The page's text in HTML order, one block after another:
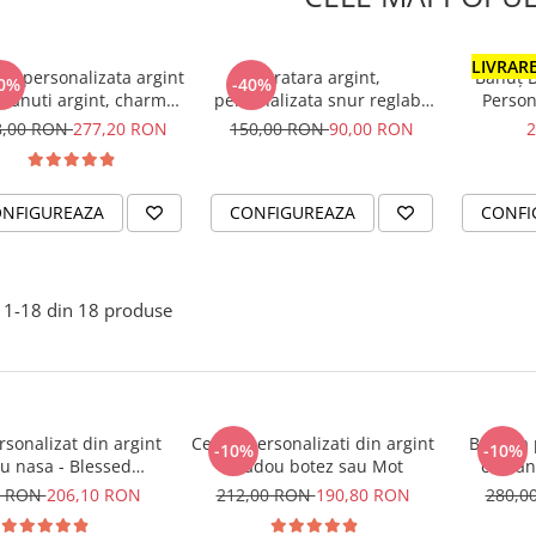
personalizata argint
argint, charm
Fairy Godmother
RON277,20 RON
-40%Bratara argint,
personalizata snur reglabil
Nume Simbol bebelus
150,00 RON90,00 RON
CONFIGUREAZA
Bănuț
1-18 din 18 produse
din argint
nasa - Blessed
RON206,10 RON
-10%
Cercei personalizati din argint
- Cadou botez sau Mot
212,00 RON190,80 RON
-10%
Bratara
cu